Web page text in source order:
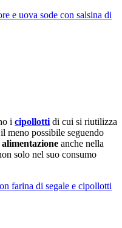
e uova sode con salsina di
i cipollotti di cui si riutilizza
meno possibile seguendo
anche nella
solo nel suo consumo
farina di segale e cipollotti